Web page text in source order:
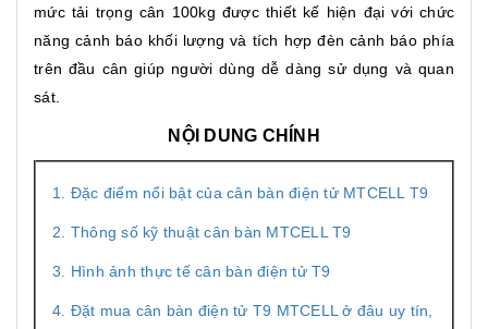
mức tải trọng cân 100kg được thiết kế hiện đại với chức
năng cảnh báo khối lượngvà tích hợp đèn cảnh báo phía
trên đầu cân giúp người dùng dễ dàng sử dụng và quan
sát.
NỘI DUNG CHÍNH
1. Đặc điểm nổi bật của cân bàn điện tử MTCELL T9
2. Thông số kỹ thuật cân bàn MTCELL T9
3. Hình ảnh thực tế cân bàn điện tử T9
4. Đặt mua cân bàn điện tử T9 MTCELL ở đâu uy tín,